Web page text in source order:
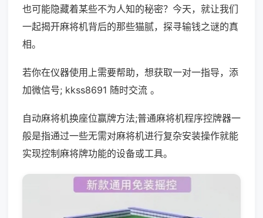
也可能隐藏着某些不为人知的秘密？今天，就让我们
一起揭开麻将机背后的那些猫腻，探寻输钱之谜的真
相。
若你在仪器使用上需要帮助，想获取一对一指导，添
加微信号; kkss8691 随时交流 。
自动麻将机换座位赢牌方法;普通麻将机程序控牌器一
般是指通过一些无需对麻将机进行复杂安装操作就能
实现控制麻将牌功能的设备或工具。